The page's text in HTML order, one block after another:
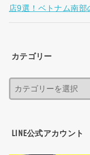
店9選！ベトナム南
カテゴリー
LINE公式アカウント